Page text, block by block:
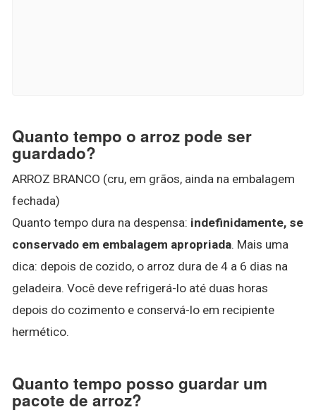
Quanto tempo o arroz pode ser
guardado?
ARROZ BRANCO (cru, em grãos, ainda na embalagem
fechada)
Quanto tempo dura na despensa: indefinidamente, se
conservado em embalagem apropriada. Mais uma
dica: depois de cozido, o arroz dura de 4 a 6 dias na
geladeira. Você deve refrigerá-lo até duas horas
depois do cozimento e conservá-lo em recipiente
hermético.
Quanto tempo posso guardar um
pacote de arroz?